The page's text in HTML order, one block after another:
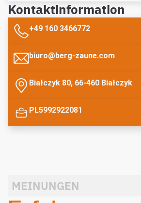
Kontaktinformation
+49 160 3466772
biuro@berg-zaune.com
Białczyk 80, 66-460 Białczyk
PL5992922081
MEINUNGEN